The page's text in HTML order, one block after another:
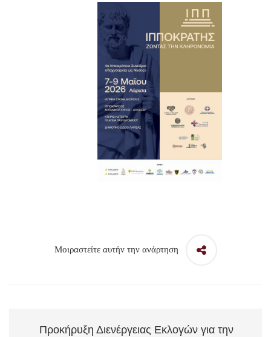
Μοιραστείτε αυτήν την ανάρτηση
Προκήρυξη Διενέργειας Εκλογών για την